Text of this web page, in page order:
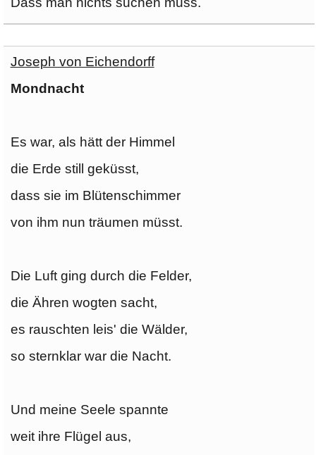
Joseph von Eichendorff
Mondnacht
Es war, als hätt der Himmel
die Erde still geküsst,
dass sie im Blütenschimmer
von ihm nun träumen müsst.
Die Luft ging durch die Felder,
die Ähren wogten sacht,
es rauschten leis' die Wälder,
so sternklar war die Nacht.
Und meine Seele spannte
weit ihre Flügel aus,